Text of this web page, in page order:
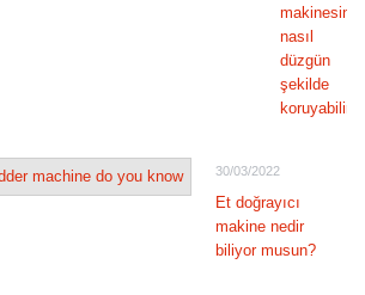
makinesini
nasıl
düzgün
şekilde
30/03/2022
Et doğrayıcı
makine nedir
biliyor musun?